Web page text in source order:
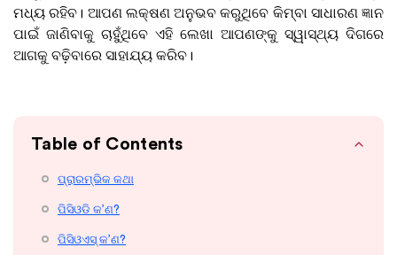
ମଧ୍ୟ ରହିବ। ଆପଣ ଲକ୍ଷଣ ଅନୁଭବ କରୁଥିବେ କିମ୍ବା ସାଧାରଣ ଜ୍ଞାନ
ପାଇଁ ଜାଣିବାକୁ ଚାହୁଁଥିବେ ଏହି ଲେଖା ଆପଣଙ୍କୁ ସ୍ୱାସ୍ଥ୍ୟ ଦିଗରେ
ଆଗକୁ ବଢ଼ିବାରେ ସାହାଯ୍ୟ କରିବ।
Table of Contents
ପ୍ରାରମ୍ଭିକ କଥା
ପିସିଓଡି କ’ଣ?
ପିସିଓଏସ୍ କ’ଣ?